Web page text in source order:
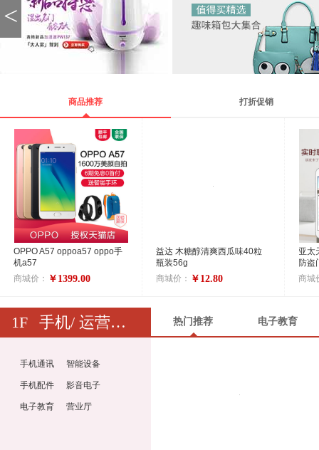
<
商品推荐 打折促销
OPPO A57 oppoa57 oppo手
机a57
商城价： ￥1399.00
益达 木糖醇清爽西瓜味40粒
瓶装56g
商城价： ￥12.80
亚太
防盗
盗锁
商城
1F 手机/ 运营商/ 智能数码
手机通讯 智能设备
手机配件 影音电子
电子教育 营业厅
热门推荐 电子教育